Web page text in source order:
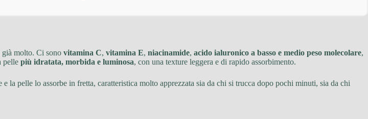
già molto. Ci sono vitamina C, vitamina E, niacinamide, acido ialuronico a basso e medio peso molecolare,
pelle più idratata, morbida e luminosa, con una texture leggera e di rapido assorbimento.
la pelle lo assorbe in fretta, caratteristica molto apprezzata sia da chi si trucca dopo pochi minuti, sia da chi